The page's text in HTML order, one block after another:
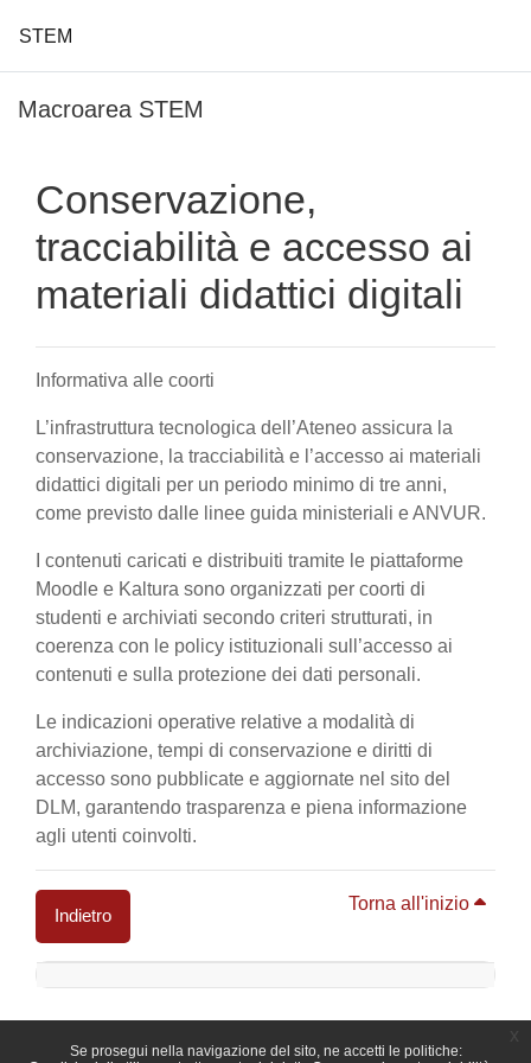
Se prosegui nella navigazione del sito, ne accetti le politiche:
STEM
Macroarea STEM
Conservazione,
tracciabilità e accesso ai
materiali didattici digitali
Informativa alle coorti
L’infrastruttura tecnologica dell’Ateneo assicura la
conservazione, la tracciabilità e l’accesso ai materiali
didattici digitali per un periodo minimo di tre anni,
come previsto dalle linee guida ministeriali e ANVUR.
I contenuti caricati e distribuiti tramite le piattaforme
Moodle e Kaltura sono organizzati per coorti di
studenti e archiviati secondo criteri strutturati, in
coerenza con le policy istituzionali sull’accesso ai
contenuti e sulla protezione dei dati personali.
Le indicazioni operative relative a modalità di
archiviazione, tempi di conservazione e diritti di
accesso sono pubblicate e aggiornate nel sito del
DLM, garantendo trasparenza e piena informazione
agli utenti coinvolti.
Indietro
Torna all'inizio
Blocchi